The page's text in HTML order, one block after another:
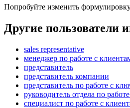
Попробуйте изменить
Другие пользователи
sales representative
менеджер по работе с
представитель
представитель компании
представитель по работе с
руководитель отдела по
специалист по работе с